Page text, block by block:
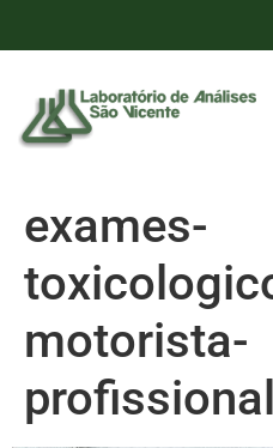
exames-
motorista-